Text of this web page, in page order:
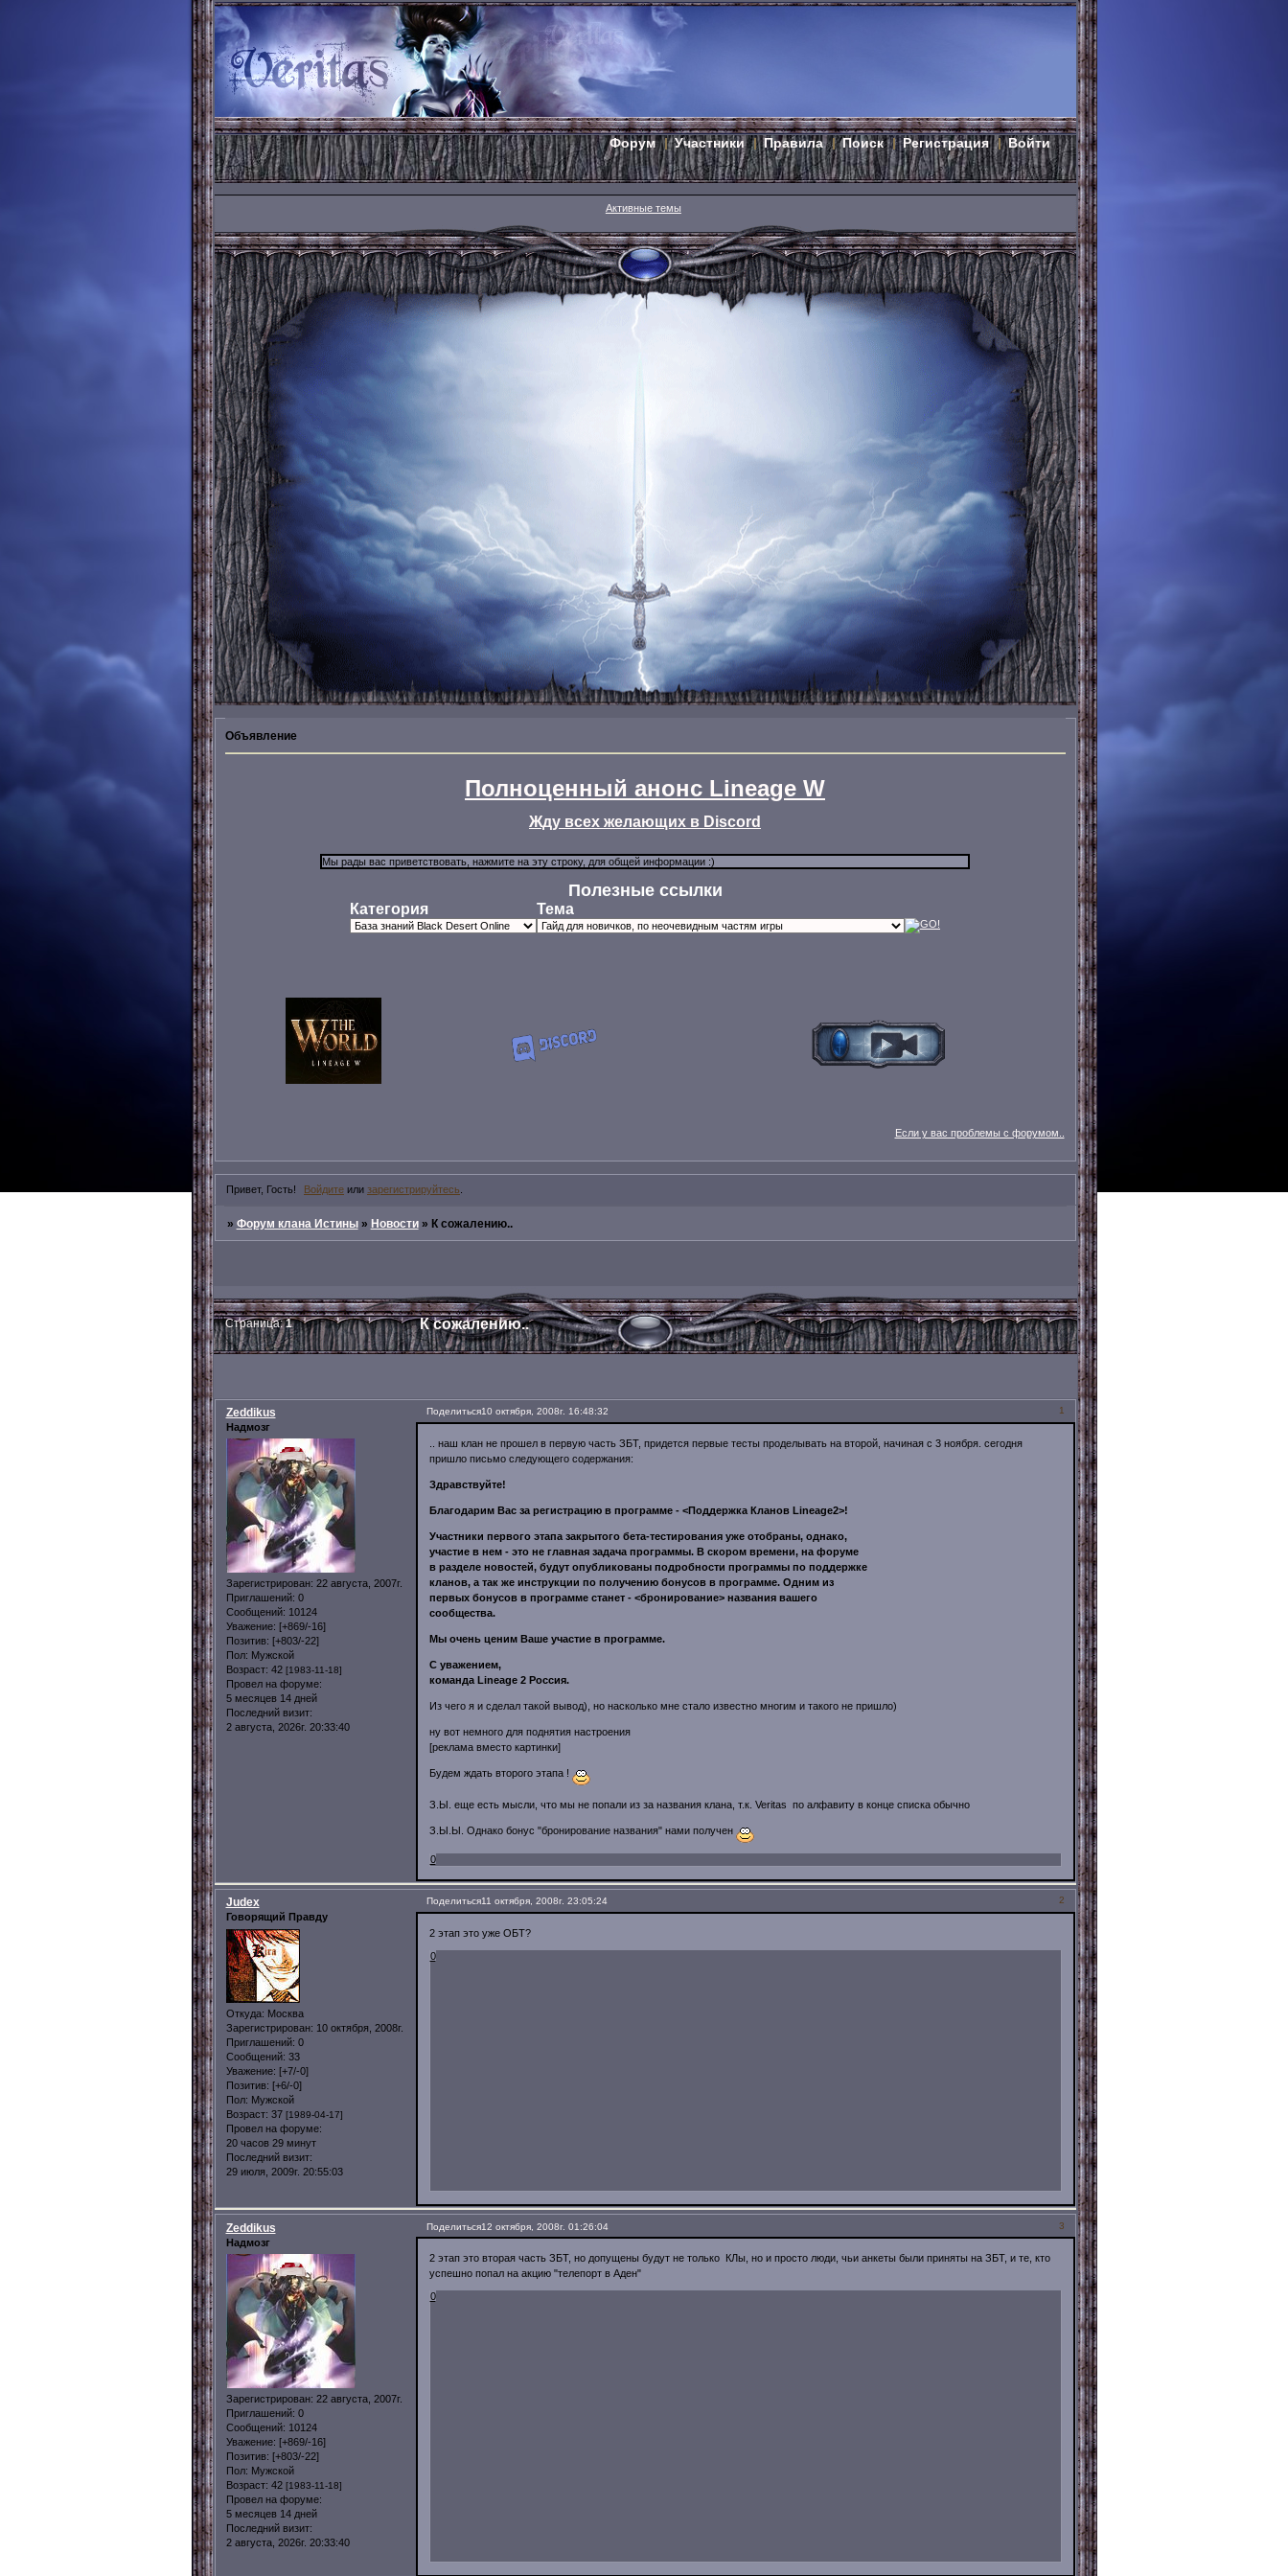
Форум Участники Правила Поиск Регистрация Войти
Активные темы
Объявление
Полноценный анонс Lineage W
Жду всех желающих в Discord
Полезные ссылки
Категория Тема
Если у вас проблемы с форумом..
Привет, Гость! Войдите или зарегистрируйтесь
» Форум клана Истины » Новости » К сожалению..
К сожалению..
Страница:1
Поделиться 1
10 октября, 2008г. 16:48:32
Zeddikus
Надмозг
Зарегистрирован: 22 августа, 2007г.
Приглашений: 0
Сообщений: 10124
Уважение: [+869/-16]
Позитив: [+803/-22]
Пол: Мужской
Возраст: 42 [1983-11-18]
Провел на форуме:
5 месяцев 14 дней
Последний визит:
2 августа, 2026г. 20:33:40
.. наш клан не прошел в первую часть ЗБТ, придется первые тесты проделывать на второй, начиная с 3 ноября. сегодня
пришло письмо следующего содержания:
Здравствуйте!
Благодарим Вас за регистрацию в программе - <Поддержка Кланов Lineage2>!
Участники первого этапа закрытого бета-тестирования уже отобраны, однако,
участие в нем - это не главная задача программы. В скором времени, на форуме
в разделе новостей, будут опубликованы подробности программы по поддержке
кланов, а так же инструкции по получению бонусов в программе. Одним из
первых бонусов в программе станет - <бронирование> названия вашего
сообщества.
Мы очень ценим Ваше участие в программе.
С уважением,
команда Lineage 2 Россия.
Из чего я и сделал такой вывод), но насколько мне стало известно многим и такого не пришло)
ну вот немного для поднятия настроения
[реклама вместо картинки]
Будем ждать второго этапа !
З.Ы. еще есть мысли, что мы не попали из за названия клана, т.к. Veritas по алфавиту в конце списка обычно
З.Ы.Ы. Однако бонус "бронирование названия" нами получен
0
Поделиться 2
11 октября, 2008г. 23:05:24
Judex
Говорящий Правду
Откуда: Москва
Зарегистрирован: 10 октября, 2008г.
Приглашений: 0
Сообщений: 33
Уважение: [+7/-0]
Позитив: [+6/-0]
Пол: Мужской
Возраст: 37 [1989-04-17]
Провел на форуме:
20 часов 29 минут
Последний визит:
29 июля, 2009г. 20:55:03
2 этап это уже ОБТ?
0
Поделиться 3
12 октября, 2008г. 01:26:04
Zeddikus
Надмозг
Зарегистрирован: 22 августа, 2007г.
Приглашений: 0
Сообщений: 10124
Уважение: [+869/-16]
Позитив: [+803/-22]
Пол: Мужской
Возраст: 42 [1983-11-18]
Провел на форуме:
5 месяцев 14 дней
Последний визит:
2 августа, 2026г. 20:33:40
2 этап это вторая часть ЗБТ, но допущены будут не только КЛы, но и просто люди, чьи анкеты были приняты на ЗБТ, и те, кто
успешно попал на акцию "телепорт в Аден"
0